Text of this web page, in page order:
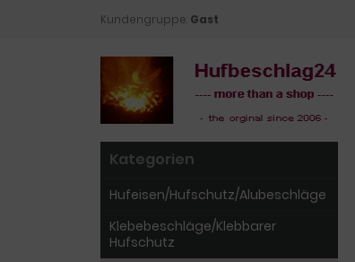
Kundengruppe: Gast
Kategorien
Hufeisen/Hufschutz/Alubeschläge
Klebebeschläge/Klebbarer
Hufschutz